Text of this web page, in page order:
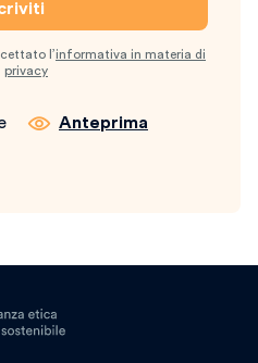
l’informativa in materia di
privacy
Anteprima